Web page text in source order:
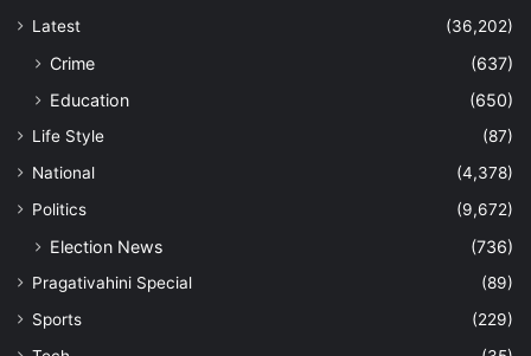
Latest
(36,202)
Crime
(637)
Education
(650)
Life Style
(87)
National
(4,378)
Politics
(9,672)
Election News (736)
Pragativahini Special
(89)
Sports
(229)